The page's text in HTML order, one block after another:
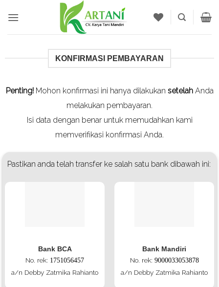
KONFIRMASI PEMBAYARAN
Penting!Mohon konfirmasi ini hanya dilakukan setelah Anda
melakukan pembayaran.
Isi data dengan benar untuk memudahkan kami
memverifikasi konfirmasi Anda.
Pastikan anda telah transfer ke salah satu bank dibawah ini:
Bank BCA
No. rek: 1751056457
a/n Debby Zatmika Rahianto
Bank Mandiri
No. rek: 9000033053878
a/n Debby Zatmika Rahianto